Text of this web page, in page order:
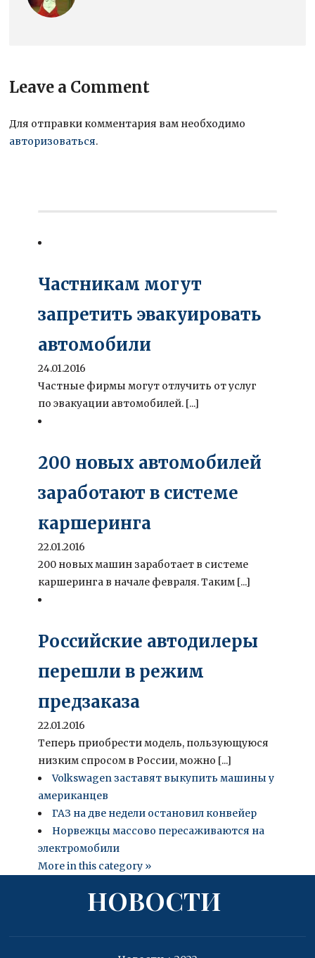
Leave a Comment
Для отправки комментария вам необходимо
авторизоваться.
Частникам могут
запретить эвакуировать
автомобили
24.01.2016
Частные фирмы могут отлучить от услуг
по эвакуации автомобилей. [...]
200 новых автомобилей
заработают в системе
каршеринга
22.01.2016
200 новых машин заработает в системе
каршеринга в начале февраля. Таким [...]
Российские автодилеры
перешли в режим
предзаказа
22.01.2016
Теперь приобрести модель, пользующуюся
низким спросом в России, можно [...]
Volkswagen заставят выкупить машины у
американцев
ГАЗ на две недели остановил конвейер
Норвежцы массово пересаживаются на
электромобили
More in this category »
НОВОСТИ